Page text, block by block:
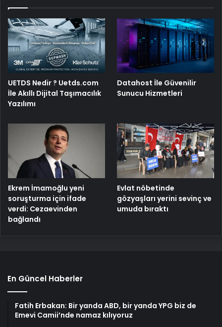
UETDS Nedir ? Uetds.com
İle Akıllı Dijital Taşımacılık
Yazılımı
Datahost İle Güvenilir
Sunucu Hizmetleri
Ekrem İmamoğlu yeni
soruşturma için ifade
verdi: Cezaevinden
bağlandı
Evlat nöbetinde
gözyaşları yerini sevinç ve
umuda bıraktı
En Güncel Haberler
Fatih Erbakan: Bir yanda ABD, bir yanda YPG biz de
Emevi Camii’nde namaz kılıyoruz